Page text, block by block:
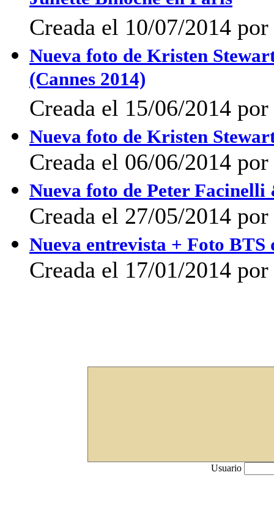
Creada el 10/07/2014
Nueva foto de Kristen
(Cannes 2014)
Creada el 15/06/2014
Nueva foto de Kristen
Creada el 06/06/2014
Nueva foto de Peter
Creada el 27/05/2014
Nueva entrevista + Foto
Creada el 17/01/2014
Usuario